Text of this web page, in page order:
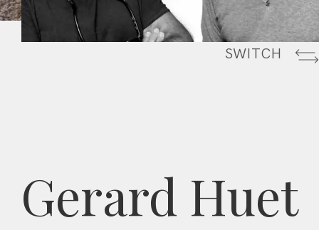
Gerard Huet